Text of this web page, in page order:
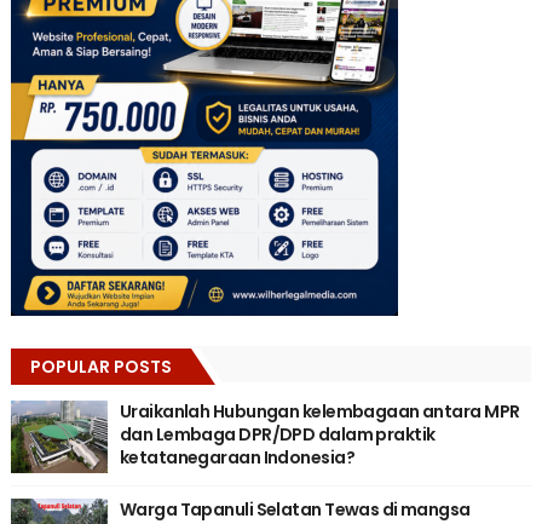
POPULAR POSTS
Uraikanlah Hubungan kelembagaan antara MPR
dan Lembaga DPR/DPD dalam praktik
ketatanegaraan Indonesia?
Warga Tapanuli Selatan Tewas di mangsa